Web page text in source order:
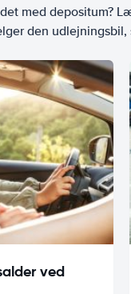
med depositum?
den udlejningsbil,
ved